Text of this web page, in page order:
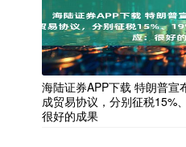
海陆证券APP下载 特朗普宣
成贸易协议，分别征税15%
很好的成果